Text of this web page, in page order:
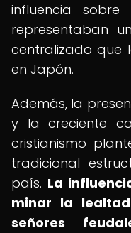
influencia
representaban
centralizado que
en Japón.
Además, la
y la creciente
cristianismo
tradicional
país. La
minar la
señores